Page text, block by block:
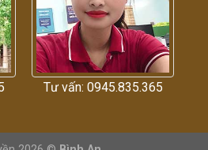
Tư vấn: 0945.835.365